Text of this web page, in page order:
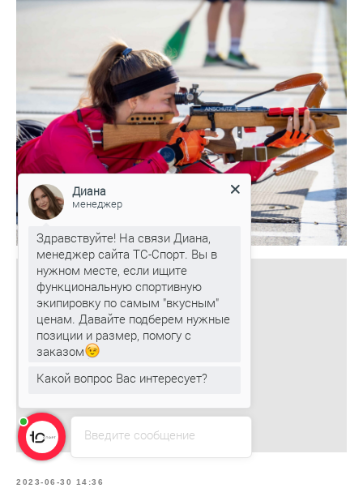
2023-06-30 14:36
Введите сообщение
Диана
менеджер
Здравствуйте! На связи Диана,
менеджер сайта ТС-Спорт. Вы в
нужном месте, если ищите
функциональную спортивную
экипировку по самым "вкусным"
ценам. Давайте подберем нужные
позиции и размер, помогу с
заказом
Какой вопрос Вас интересует?